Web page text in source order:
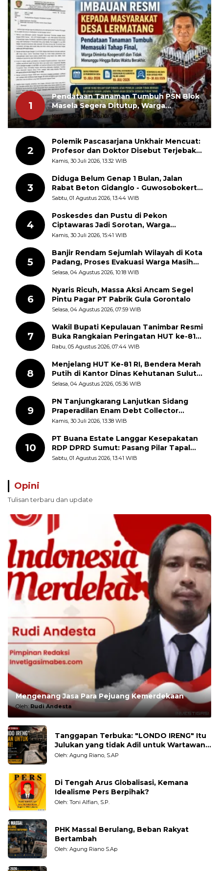
1
Pendataan Tanaman Tumbuh PSN Blok
Masela Segera Ditutup, Warga
Lermatang Diminta Tidak Menunda
Kamis, 30 Juli 2026, 10:05 WIB
2
Polemik Pascasarjana Unkhair Mencuat:
Profesor dan Doktor Disebut Terjebak
dalam Rutinitas Akademik Akhir Pekan
Kamis, 30 Juli 2026, 13:32 WIB
3
Diduga Belum Genap 1 Bulan, Jalan
Rabat Beton Gidanglo - Guwosobokerto
Sudah Pecah
Sabtu, 01 Agustus 2026, 13:44 WIB
4
Poskesdes dan Pustu di Pekon
Ciptawaras Jadi Sorotan, Warga
Keluhkan Fasilitas Terbengkalai dan
Kamis, 30 Juli 2026, 15:41 WIB
5
Banjir Rendam Sejumlah Wilayah di Kota
Padang, Proses Evakuasi Warga Masih
Berlangsung
Selasa, 04 Agustus 2026, 10:18 WIB
6
Nyaris Ricuh, Massa Aksi Ancam Segel
Pintu Pagar PT Pabrik Gula Gorontalo
Selasa, 04 Agustus 2026, 07:59 WIB
7
Wakil Bupati Kepulauan Tanimbar Resmi
Buka Rangkaian Peringatan HUT ke-81
Kemerdekaan RI, ASN Diajak Perkuat
Rabu, 05 Agustus 2026, 07:44 WIB
8
Menjelang HUT Ke-81 RI, Bendera Merah
Putih di Kantor Dinas Kehutanan Sulut
Disorot Warga
Selasa, 04 Agustus 2026, 05:36 WIB
9
PN Tanjungkarang Lanjutkan Sidang
Praperadilan Enam Debt Collector
dengan Pemeriksaan Saksi
Kamis, 30 Juli 2026, 13:38 WIB
10
PT Buana Estate Langgar Kesepakatan
RDP DPRD Sumut: Pasang Pilar Tapal
Batas Sepihak Tanpa Libatkan
Sabtu, 01 Agustus 2026, 13:41 WIB
Opini
Tulisan terbaru dan update
Mengenang Jasa Para Pejuang Kemerdekaan
Oleh:Rudi Andesta
Tanggapan Terbuka: "LONDO IRENG" Itu
Julukan yang tidak Adil untuk Wartawan,
Pengamat dan LSM
Oleh: Agung Riano, S.AP
Di Tengah Arus Globalisasi, Kemana
Idealisme Pers Berpihak?
Oleh: Toni Alfian, S.P.
PHK Massal Berulang, Beban Rakyat
Bertambah
Oleh: Agung Riano S.Ap